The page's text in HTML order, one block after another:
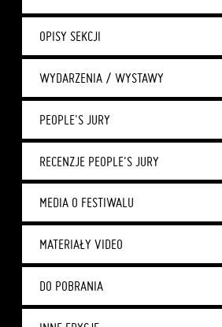
OPISY SEKCJI
WYDARZENIA / WYSTAWY
PEOPLE'S JURY
RECENZJE PEOPLE'S JURY
MEDIA O FESTIWALU
MATERIAŁY VIDEO
DO POBRANIA